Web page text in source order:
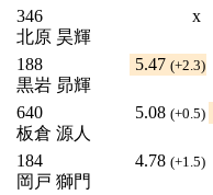
346
北原 昊輝
x
188
黒岩 昴輝
5.47 (+2.3)
640
板倉 源人
5.08 (+0.5)
184
岡戸 獅門
4.78 (+1.5)